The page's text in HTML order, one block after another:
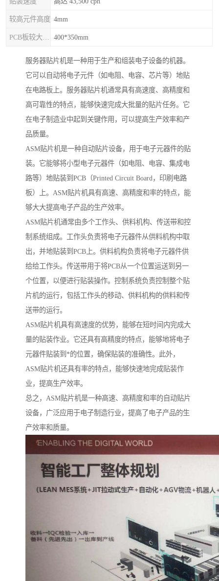
较高元件高度 4mm
400*350mm
服务器贴片机是一种用于生产和组装电子设备的机器。
它可以自动将电子元件（如电阻、电容、芯片等）地贴
在电路板上。服务器贴片机通常具有高速度、高精度和
高可靠性的特点，能够快速完成大批量的贴片任务。它
在电子制造业中起到关键作用，可以提高生产效率和产
品质量。
ASM贴片机是一种自动贴片设备，用于电子元器件的贴
装。它能够将小型电子元器件（如电阻、电容、集成电
路等）地贴装到PCB（Printed Circuit Board，印刷电路
板）上。ASM贴片机具有高速、高精度和率的特点，能
够大大提高电子产品的生产效率。
ASM贴片机通常由多个工作头、供料机构、传送带和控
制系统组成。工作头负责将电子元器件从供料机构中取
出，并地贴装到PCB上。供料机构负责将电子元器件供
给给工作头。传送带用于将PCB从一个位置运送到另一
个位置，以便进行贴装操作。控制系统负责控制整个贴
片机的运行，包括工作头的移动、供料机构的供料和传
送带的运行。
ASM贴片机具有高速度的优势，能够在短时间内完成大
量的贴装作业。它还具有高精度的特点，能够地将电子
元器件贴装到*的位置，确保贴装的准确性。此外，
ASM贴片机还具有率的特点，能够快速地完成贴装作
业，提高生产效率。
总之，ASM贴片机是一种高速、高精度和率的自动贴片
设备，广泛应用于电子制造行业，提高了电子产品的生
产效率和质量。